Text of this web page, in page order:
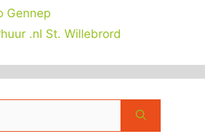
Gennep
.nl St. Willebrord